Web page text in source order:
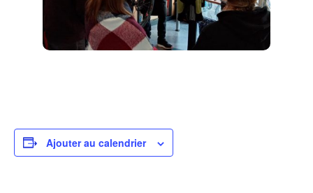
Ajouter au calendrier